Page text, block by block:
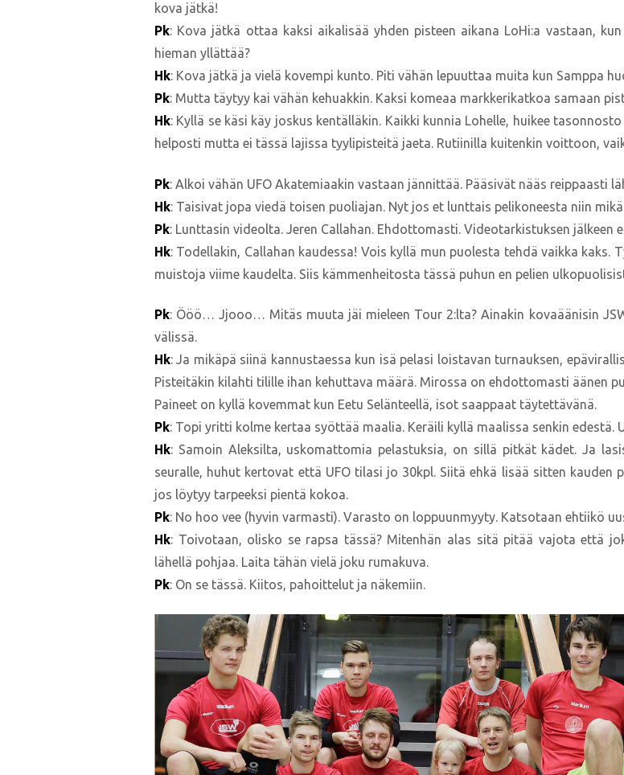
kova jätkä!
Pk: Kova jätkä ottaa kaksi aikalisää yhden pisteen aikana LoHi:a vastaan,
hieman yllättää?
Hk: Kova jätkä ja vielä kovempi kunto. Piti vähän lepuuttaa muita kun Samppa
Pk: Mutta täytyy kai vähän kehuakkin. Kaksi komeaa markkerikatkoa samaan
Hk: Kyllä se käsi käy joskus kentälläkin. Kaikki kunnia Lohelle, huikee
helposti mutta ei tässä lajissa tyylipisteitä jaeta. Rutiinilla kuitenkin voittoon,
Pk: Alkoi vähän UFO Akatemiaakin vastaan jännittää. Pääsivät nääs reippaasti
Hk: Taisivat jopa viedä toisen puoliajan. Nyt jos et lunttais pelikoneesta niin
Pk: Lunttasin videolta. Jeren Callahan. Ehdottomasti. Videotarkistuksen jälkeen
Hk: Todellakin, Callahan kaudessa! Vois kyllä mun puolesta tehdä vaikka kaks.
muistoja viime kaudelta. Siis kämmenheitosta tässä puhun en pelien
Pk: Ööö… Jjooo… Mitäs muuta jäi mieleen Tour 2:lta? Ainakin kovaäänisin
välissä.
Hk: Ja mikäpä siinä kannustaessa kun isä pelasi loistavan turnauksen,
Pisteitäkin kilahti tilille ihan kehuttava määrä. Mirossa on ehdottomasti äänen
Paineet on kyllä kovemmat kun Eetu Selänteellä, isot saappaat täytettävänä.
Pk: Topi yritti kolme kertaa syöttää maalia. Keräili kyllä maalissa senkin edestä.
Hk: Samoin Aleksilta, uskomattomia pelastuksia, on sillä pitkät kädet. Ja
seuralle, huhut kertovat että UFO tilasi jo 30kpl. Siitä ehkä lisää sitten
jos löytyy tarpeeksi pientä kokoa.
Pk: No hoo vee (hyvin varmasti). Varasto on loppuunmyyty. Katsotaan ehtiikö
Hk: Toivotaan, olisko se rapsa tässä? Mitenhän alas sitä pitää vajota että
lähellä pohjaa. Laita tähän vielä joku rumakuva.
Pk: On se tässä. Kiitos, pahoittelut ja näkemiin.